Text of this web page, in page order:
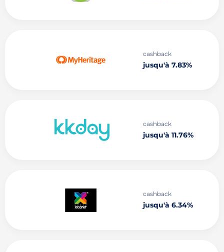
cashback
jusqu'à 7.83%
cashback
jusqu'à 11.76%
cashback
jusqu'à 6.34%